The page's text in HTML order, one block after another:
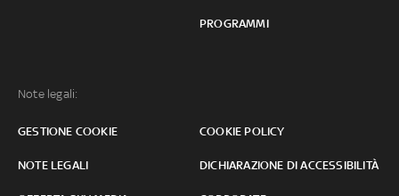
PROGRAMMI
Note legali:
GESTIONE COOKIE COOKIE POLICY
NOTE LEGALI DICHIARAZIONE DI ACCESSIBILITÀ